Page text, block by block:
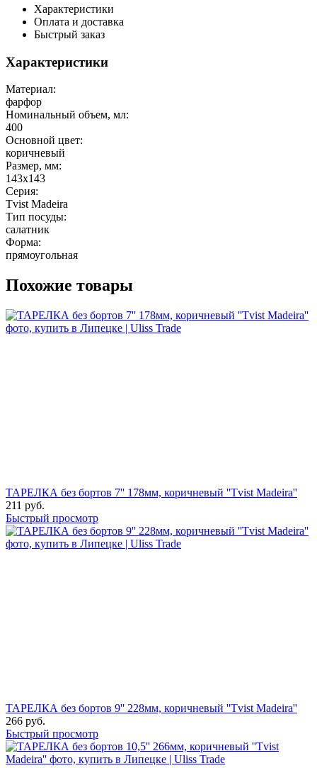
Характеристики
Оплата и доставка
Быстрый заказ
Характеристики
Материал:
фарфор
Номинальный объем, мл:
400
Основной цвет:
коричневый
Размер, мм:
143х143
Серия:
Tvist Madeira
Тип посуды:
салатник
Форма:
прямоугольная
Похожие товары
ТАРЕЛКА без бортов 7'' 178мм, коричневый ''Tvist Madeira''
211 руб.
Быстрый просмотр
ТАРЕЛКА без бортов 9'' 228мм, коричневый ''Tvist Madeira''
266 руб.
Быстрый просмотр